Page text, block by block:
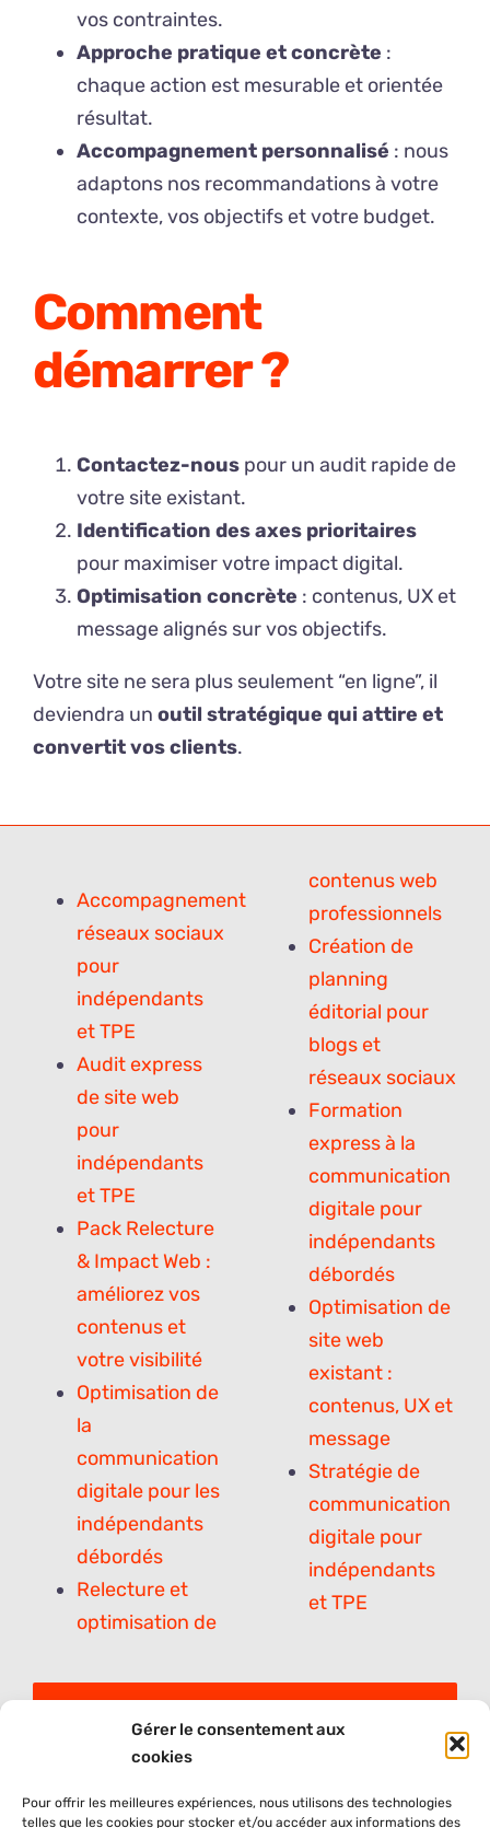
Gérer le consentement aux
cookies
Pour offrir les meilleures expériences, nous utilisons des technologies
telles que les cookies pour stocker et/ou accéder aux informations des
vos contraintes.
Approche pratique et concrète :
chaque action est mesurable et orientée
résultat.
Accompagnement personnalisé : nous
adaptons nos recommandations à votre
contexte, vos objectifs et votre budget.
Comment
démarrer ?
Contactez-nouspour un audit rapide de
votre site existant.
Identification des axes prioritaires
pour maximiser votre impact digital.
Optimisation concrète : contenus, UX et
message alignés sur vos objectifs.
Votre site ne sera plus seulement “en ligne”, il
deviendra un outil stratégique qui attire et
convertit vos clients.
Accompagnement
réseaux sociaux
pour
indépendants
et TPE
Audit express
de site web
pour
indépendants
et TPE
Pack Relecture
& Impact Web :
améliorez vos
contenus et
votre visibilité
Optimisation de
la
communication
digitale pour les
indépendants
débordés
Relecture et
optimisation de
contenus web
professionnels
Création de
planning
éditorial pour
blogs et
réseaux sociaux
Formation
express à la
communication
digitale pour
indépendants
débordés
Optimisation de
site web
existant :
contenus, UX et
message
Stratégie de
communication
digitale pour
indépendants
et TPE